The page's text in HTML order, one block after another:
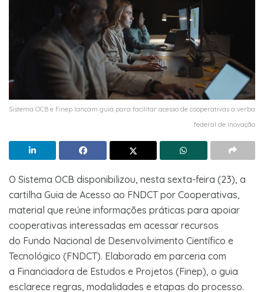
Sistema OCB e Finep lançam guia para facilitar acesso de cooperativas a verba
federal de inovação
O Sistema OCB disponibilizou, nesta sexta-feira (23), a
cartilha Guia de Acesso ao FNDCT por Cooperativas,
material que reúne informações práticas para apoiar
cooperativas interessadas em acessar recursos
do Fundo Nacional de Desenvolvimento Científico e
Tecnológico (FNDCT). Elaborado em parceria com
a Financiadora de Estudos e Projetos (Finep), o guia
esclarece regras, modalidades e etapas do processo.